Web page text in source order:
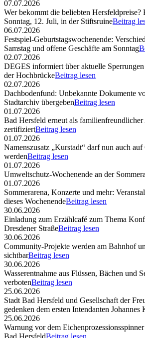
07.07.2026
Wer bekommt die beliebten Hersfeldpreise?
Sonntag, 12. Juli, in der StiftsruineBeitrag
06.07.2026
Festspiel-Geburtstagswochenende:
Samstag und offene Geschäfte am Sonntag
02.07.2026
DEGES informiert über aktuelle
der HochbrückeBeitrag lesen
02.07.2026
Dachbodenfund: Unbekannte Dokumente
Stadtarchiv übergebenBeitrag lesen
01.07.2026
Bad Hersfeld erneut als
zertifiziertBeitrag lesen
01.07.2026
Namenszusatz „Kurstadt“ darf nun auch
werdenBeitrag lesen
01.07.2026
Umweltschutz-Wochenende an der
01.07.2026
Sommerarena, Konzerte und mehr:
dieses WochenendeBeitrag lesen
30.06.2026
Einladung zum Erzählcafé zum Thema
Dresdener StraßeBeitrag lesen
30.06.2026
Community-Projekte werden am Bahnhof
sichtbarBeitrag lesen
30.06.2026
Wasserentnahme aus Flüssen, Bächen und
verbotenBeitrag lesen
25.06.2026
Stadt Bad Hersfeld und Gesellschaft der
gedenken dem ersten Intendanten Johannes
25.06.2026
Warnung vor dem